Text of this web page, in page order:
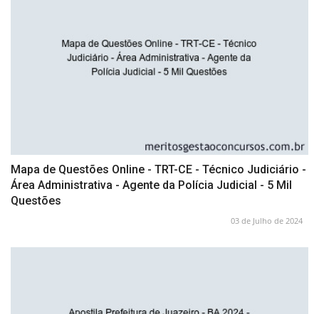
Mapa de Questões Online - TRT-CE - Técnico Judiciário -
Área Administrativa - Agente da Polícia Judicial - 5 Mil
Questões
03 de Julho de 2024